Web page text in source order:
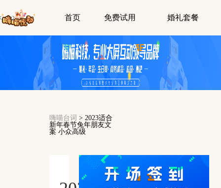
首页 免费试用 婚礼套餐
嗨喵台词 > 2023适合
新年春节兔年朋友文
案 小众高级